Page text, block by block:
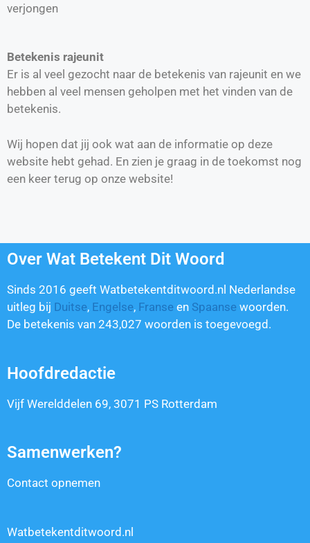
verjongen
Betekenis rajeunit
Er is al veel gezocht naar de betekenis van rajeunit en we
hebben al veel mensen geholpen met het vinden van de
betekenis.
Wij hopen dat jij ook wat aan de informatie op deze
website hebt gehad. En zien je graag in de toekomst nog
een keer terug op onze website!
Over Wat Betekent Dit Woord
Sinds 2016 geeft Watbetekentditwoord.nl Nederlandse
uitleg bij Duitse, Engelse, Franse en Spaanse woorden.
De betekenis van 243,027 woorden is toegevoegd.
Hoofdredactie
Vijf Werelddelen 69, 3071 PS Rotterdam
Samenwerken?
Contact opnemen
Watbetekentditwoord.nl